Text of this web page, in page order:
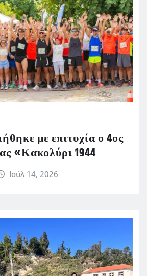
με επιτυχία ο 4ος
«Κακολύρι 1944
Ιούλ 14, 2026